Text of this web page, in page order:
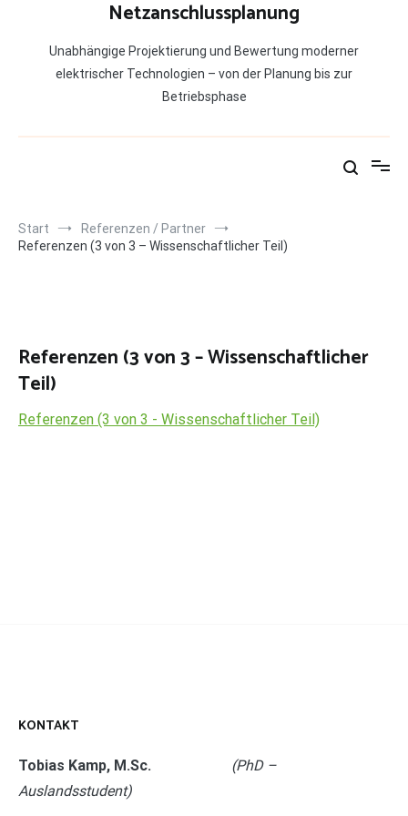
Netzanschlussplanung
Unabhängige Projektierung und Bewertung moderner
elektrischer Technologien – von der Planung bis zur
Betriebsphase
Start
Referenzen / Partner
Referenzen (3 von 3 – Wissenschaftlicher Teil)
Referenzen (3 von 3 – Wissenschaftlicher
Teil)
Referenzen (3 von 3 - Wissenschaftlicher Teil)
KONTAKT
Tobias Kamp, M.Sc. (PhD –
Auslandsstudent)